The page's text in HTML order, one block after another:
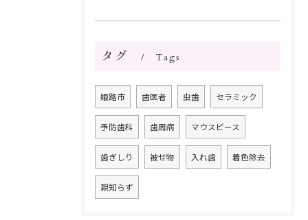
タグ Tags
姫路市 歯医者 虫歯 セラミック
予防歯科 歯周病 マウスピース
歯ぎしり 被せ物 入れ歯 着色除去
親知らず